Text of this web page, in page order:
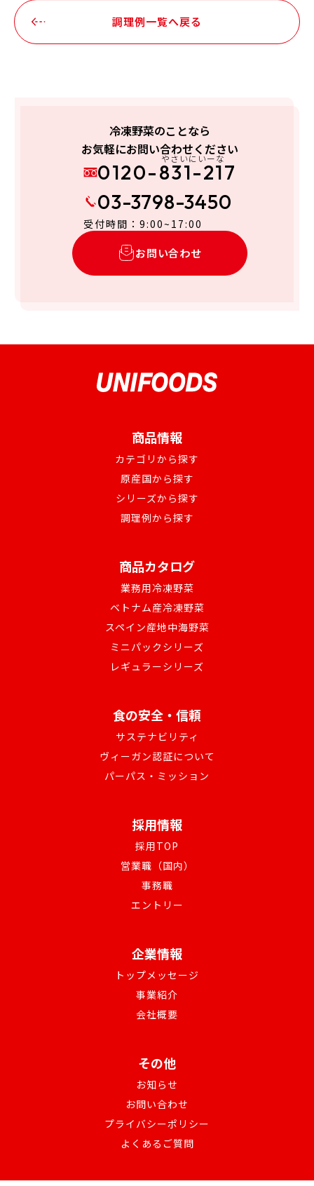
調理例一覧へ戻る
冷凍野菜のことなら
お気軽にお問い合わせください
0120-831-217
やさいにいーな
03-3798-3450
受付時間：9:00~17:00
お問い合わせ
商品情報
カテゴリから探す
原産国から探す
シリーズから探す
調理例から探す
商品カタログ
業務用冷凍野菜
ベトナム産冷凍野菜
スペイン産地中海野菜
ミニパックシリーズ
レギュラーシリーズ
食の安全・信頼
サステナビリティ
ヴィーガン認証について
パーパス・ミッション
採用情報
採用TOP
営業職（国内）
事務職
エントリー
企業情報
トップメッセージ
事業紹介
会社概要
その他
お知らせ
お問い合わせ
プライバシーポリシー
よくあるご質問